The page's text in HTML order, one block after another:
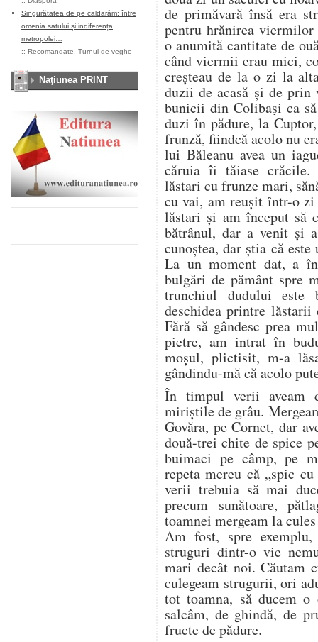
Singurătatea de pe caldarâm: între
omenia satului și indiferența
metropolei…
:: Recomandate Turnul de veghe
Naţiunea PRINT
de primăvară însă era
pentru hrănirea viermilor
o anumită cantitate de
când viermii erau mici,
creșteau de la o zi la
duzii de acasă și de prin
bunicii din Colibași ca
duzi în pădure, la
frunză, fiindcă acolo nu
lui Băleanu avea un
căruia îi tăiase crăcile.
lăstari cu frunze mari,
cu vai, am reușit într-o
lăstari și am început să
bătrânul, dar a venit și
cunoștea, dar știa că
La un moment dat, a
bulgări de pământ spre
trunchiul dudului este
deschidea printre
Fără să gândesc prea
pietre, am intrat în
moșul, plictisit, m-a
gândindu-mă că acolo
În timpul verii aveam
miriștile de grâu.
Govăra, pe Cornet, dar
două-trei chite de spice
buimaci pe câmp, pe
repeta mereu că „spic
verii trebuia să mai
precum sunătoare,
toamnei mergeam la
Am fost, spre
struguri dintr-o vie
mari decât noi. Căutam
culegeam strugurii, ori
tot toamna, să ducem o
salcâm, de ghindă, de
fructe de pădure.